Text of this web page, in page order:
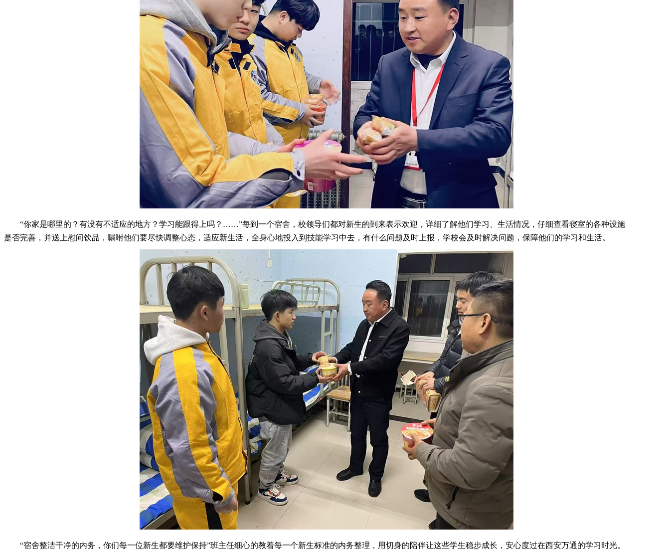
“你家是哪里的？有没有不适应的地方？学习能跟得上吗？……”每到一个宿舍，校领导们都对新生的到来表示欢迎，详细了解他们学习、生活情况，仔细查看寝室的各种设施
是否完善，并送上慰问饮品，嘱咐他们要尽快调整心态，适应新生活，全身心地投入到技能学习中去，有什么问题及时上报，学校会及时解决问题，保障他们的学习和生活。
“宿舍整洁干净的内务，你们每一位新生都要维护保持”班主任细心的教着每一个新生标准的内务整理，用切身的陪伴让这些学生稳步成长，安心度过在西安万通的学习时光。